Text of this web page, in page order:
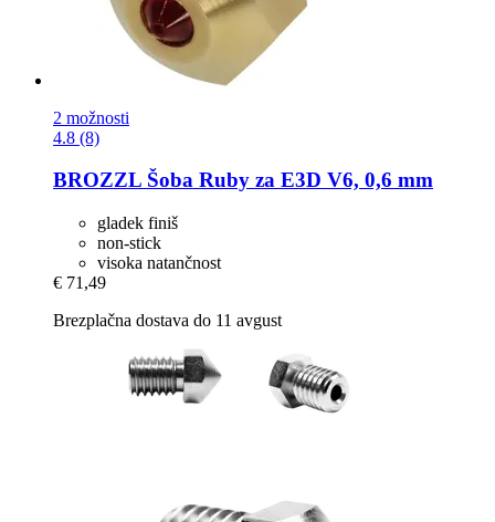
2 možnosti
4.8 (8)
BROZZL Šoba Ruby za E3D V6, 0,6 mm
gladek finiš
non-stick
visoka natančnost
€ 71,49
Brezplačna dostava do 11 avgust